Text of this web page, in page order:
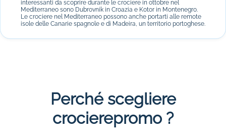
interessanti da scoprire durante le crociere in ottobre nel
Mediterraneo sono Dubrovnik in Croazia e Kotor in Montenegro.
Le crociere nel Mediterraneo possono anche portarti alle remote
isole delle Canarie spagnole e di Madeira, un territorio portoghese.
fino a oltre 4000 passeggeri. A bordo del Costa Mediterranea, del
Costa Diadema o di altre navi della flotta, godi di un comfort
ottimale e di grande lusso con una vasta scelta di ristoranti,
saloni, bar e strutture per il tempo libero. Anche la compagnia
MSC Crociere naviga nel Mediterraneo nel mese di ottobre. I
Perché scegliere
crocierepromo ?